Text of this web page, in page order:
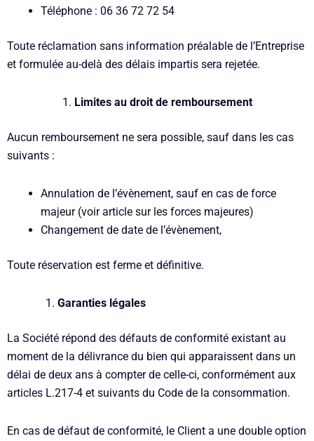
Téléphone : 06 36 72 72 54
Toute réclamation sans information préalable de l’Entreprise
et formulée au-delà des délais impartis sera rejetée.
Limites au droit de remboursement
Aucun remboursement ne sera possible, sauf dans les cas
suivants :
Annulation de l’évènement, sauf en cas de force
majeur (voir article sur les forces majeures)
Changement de date de l’évènement,
Toute réservation est ferme et définitive.
Garanties légales
La Société répond des défauts de conformité existant au
moment de la délivrance du bien qui apparaissent dans un
délai de deux ans à compter de celle-ci, conformément aux
articles L.217-4 et suivants du Code de la consommation.
En cas de défaut de conformité, le Client a une double option